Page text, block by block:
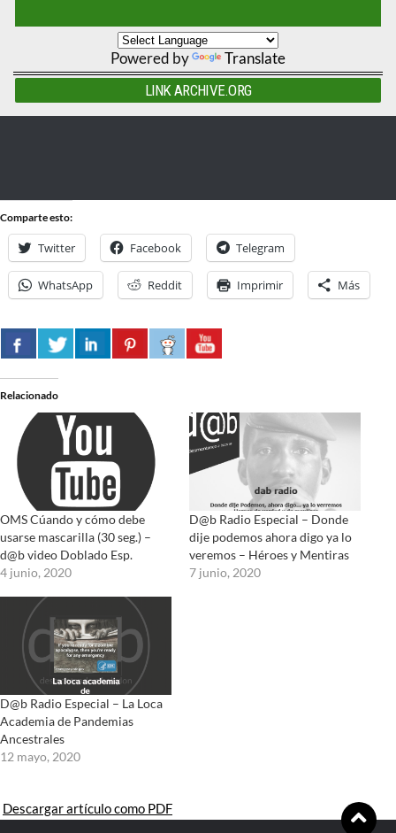
Powered by Translate
LINK ARCHIVE.ORG
Comparte esto:
Twitter Facebook Telegram
WhatsApp Reddit Imprimir Más
Relacionado
OMS Cúando y cómo debe
usarse mascarilla (30 seg.) –
d@b video Doblado Esp.
4 junio, 2020
D@b Radio Especial – Donde
dije podemos ahora digo ya lo
veremos – Héroes y Mentiras
7 junio, 2020
D@b Radio Especial – La Loca
Academia de Pandemias
Ancestrales
12 mayo, 2020
Descargar artículo como PDF